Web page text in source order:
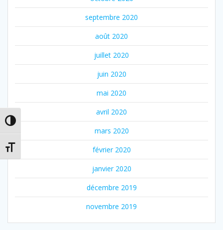
Passer en contraste élevé
Changer la taille de la police
septembre 2020
août 2020
juillet 2020
juin 2020
mai 2020
avril 2020
mars 2020
février 2020
janvier 2020
décembre 2019
novembre 2019